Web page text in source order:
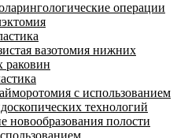
операции
вазотомия нижних
раковин
с использованием
технологий
новообразования полости